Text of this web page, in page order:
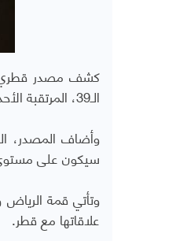
كشف مصدر قطري
الـ39، المرتقبة الأحد، بالعاصمة السعودية الرياض.
وأضاف المصدر،
سيكون على
علاقاتها مع قطر.